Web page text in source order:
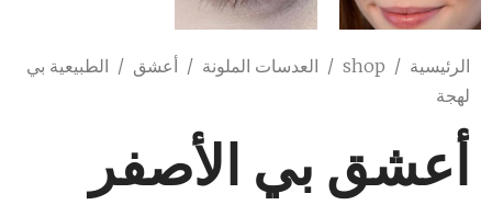
الرئيسية /
shop
/ العدسات الملونة / أعشق / الطبيعية بي
لهجة
أعشق بي الأصفر